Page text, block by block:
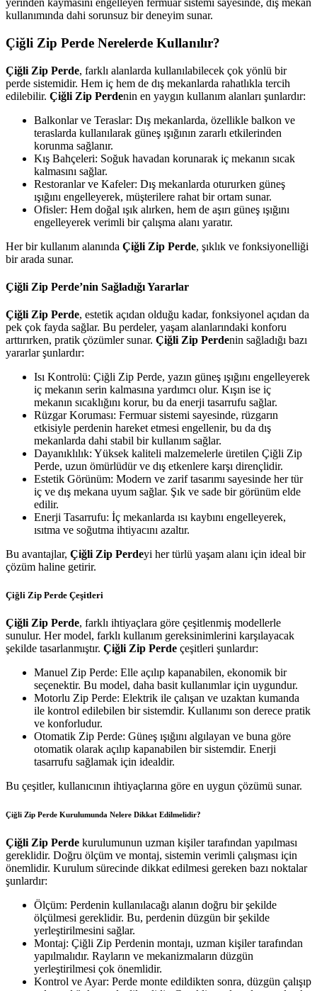
yerinden kaymasını engelleyen fermuar sistemi sayesinde, dış mekan
kullanımında dahi sorunsuz bir deneyim sunar.
Çiğli Zip Perde Nerelerde Kullanılır?
Çiğli Zip Perde, farklı alanlarda kullanılabilecek çok yönlü bir
perde sistemidir. Hem iç hem de dış mekanlarda rahatlıkla tercih
edilebilir. Çiğli Zip Perdenin en yaygın kullanım alanları şunlardır:
Balkonlar ve Teraslar: Dış mekanlarda, özellikle balkon ve
teraslarda kullanılarak güneş ışığının zararlı etkilerinden
korunma sağlanır.
Kış Bahçeleri: Soğuk havadan korunarak iç mekanın sıcak
kalmasını sağlar.
Restoranlar ve Kafeler: Dış mekanlarda otururken güneş
ışığını engelleyerek, müşterilere rahat bir ortam sunar.
Ofisler: Hem doğal ışık alırken, hem de aşırı güneş ışığını
engelleyerek verimli bir çalışma alanı yaratır.
Her bir kullanım alanında Çiğli Zip Perde, şıklık ve fonksiyonelliği
bir arada sunar.
Çiğli Zip Perde’nin Sağladığı Yararlar
Çiğli Zip Perde, estetik açıdan olduğu kadar, fonksiyonel açıdan da
pek çok fayda sağlar. Bu perdeler, yaşam alanlarındaki konforu
arttırırken, pratik çözümler sunar. Çiğli Zip Perdenin sağladığı bazı
yararlar şunlardır:
Isı Kontrolü: Çiğli Zip Perde, yazın güneş ışığını engelleyerek
iç mekanın serin kalmasına yardımcı olur. Kışın ise iç
mekanın sıcaklığını korur, bu da enerji tasarrufu sağlar.
Rüzgar Koruması: Fermuar sistemi sayesinde, rüzgarın
etkisiyle perdenin hareket etmesi engellenir, bu da dış
mekanlarda dahi stabil bir kullanım sağlar.
Dayanıklılık: Yüksek kaliteli malzemelerle üretilen Çiğli Zip
Perde, uzun ömürlüdür ve dış etkenlere karşı dirençlidir.
Estetik Görünüm: Modern ve zarif tasarımı sayesinde her tür
iç ve dış mekana uyum sağlar. Şık ve sade bir görünüm elde
edilir.
Enerji Tasarrufu: İç mekanlarda ısı kaybını engelleyerek,
ısıtma ve soğutma ihtiyacını azaltır.
Bu avantajlar, Çiğli Zip Perdeyi her türlü yaşam alanı için ideal bir
çözüm haline getirir.
Çiğli Zip Perde Çeşitleri
Çiğli Zip Perde, farklı ihtiyaçlara göre çeşitlenmiş modellerle
sunulur. Her model, farklı kullanım gereksinimlerini karşılayacak
şekilde tasarlanmıştır. Çiğli Zip Perde çeşitleri şunlardır:
Manuel Zip Perde: Elle açılıp kapanabilen, ekonomik bir
seçenektir. Bu model, daha basit kullanımlar için uygundur.
Motorlu Zip Perde: Elektrik ile çalışan ve uzaktan kumanda
ile kontrol edilebilen bir sistemdir. Kullanımı son derece pratik
ve konforludur.
Otomatik Zip Perde: Güneş ışığını algılayan ve buna göre
otomatik olarak açılıp kapanabilen bir sistemdir. Enerji
tasarrufu sağlamak için idealdir.
Bu çeşitler, kullanıcının ihtiyaçlarına göre en uygun çözümü sunar.
Çiğli Zip Perde Kurulumunda Nelere Dikkat Edilmelidir?
Çiğli Zip Perde kurulumunun uzman kişiler tarafından yapılması
gereklidir. Doğru ölçüm ve montaj, sistemin verimli çalışması için
önemlidir. Kurulum sürecinde dikkat edilmesi gereken bazı noktalar
şunlardır:
Ölçüm: Perdenin kullanılacağı alanın doğru bir şekilde
ölçülmesi gereklidir. Bu, perdenin düzgün bir şekilde
yerleştirilmesini sağlar.
Montaj: Çiğli Zip Perdenin montajı, uzman kişiler tarafından
yapılmalıdır. Rayların ve mekanizmaların düzgün
yerleştirilmesi çok önemlidir.
Kontrol ve Ayar: Perde monte edildikten sonra, düzgün çalışıp